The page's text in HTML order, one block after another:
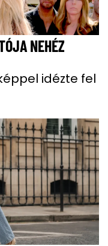
NEHÉZ
idézte fel